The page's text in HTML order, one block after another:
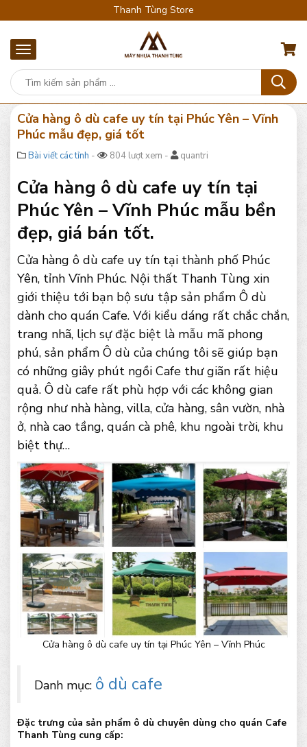
Thanh Tùng Store
Cửa hàng ô dù cafe uy tín tại Phúc Yên – Vĩnh
Phúc mẫu đẹp, giá tốt
Bài viết các tỉnh - 804 lượt xem - quantri
Cửa hàng ô dù cafe uy tín tại
Phúc Yên – Vĩnh Phúc mẫu bền
đẹp, giá bán tốt.
Cửa hàng ô dù cafe uy tín tại thành phố Phúc
Yên, tỉnh Vĩnh Phúc. Nội thất Thanh Tùng xin
giới thiệu tới bạn bộ sưu tập sản phẩm Ô dù
dành cho quán Cafe. Với kiểu dáng rất chắc chắn,
trang nhã, lịch sự đặc biệt là mẫu mã phong
phú, sản phẩm Ô dù của chúng tôi sẽ giúp bạn
có những giây phút ngồi Cafe thư giãn rất hiệu
quả. Ô dù cafe rất phù hợp với các không gian
rộng như nhà hàng, villa, cửa hàng, sân vườn, nhà
ở, nhà cao tầng, quán cà phê, khu ngoài trời, khu
biệt thự…
Cửa hàng ô dù cafe uy tín tại Phúc Yên – Vĩnh Phúc
Danh mục: ô dù cafe
Đặc trưng của sản phẩm ô dù chuyên dùng cho quán Cafe
Thanh Tùng cung cấp: